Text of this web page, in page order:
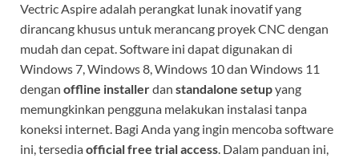
Vectric Aspire adalah perangkat lunak inovatif yang
dirancang khusus untuk merancang proyek CNC dengan
mudah dan cepat. Software ini dapat digunakan di
Windows 7, Windows 8, Windows 10 dan Windows 11
dengan offline installerdan standalone setupyang
memungkinkan pengguna melakukan instalasi tanpa
koneksi internet. Bagi Anda yang ingin mencoba software
ini, tersediaofficial free trial access. Dalam panduan ini,